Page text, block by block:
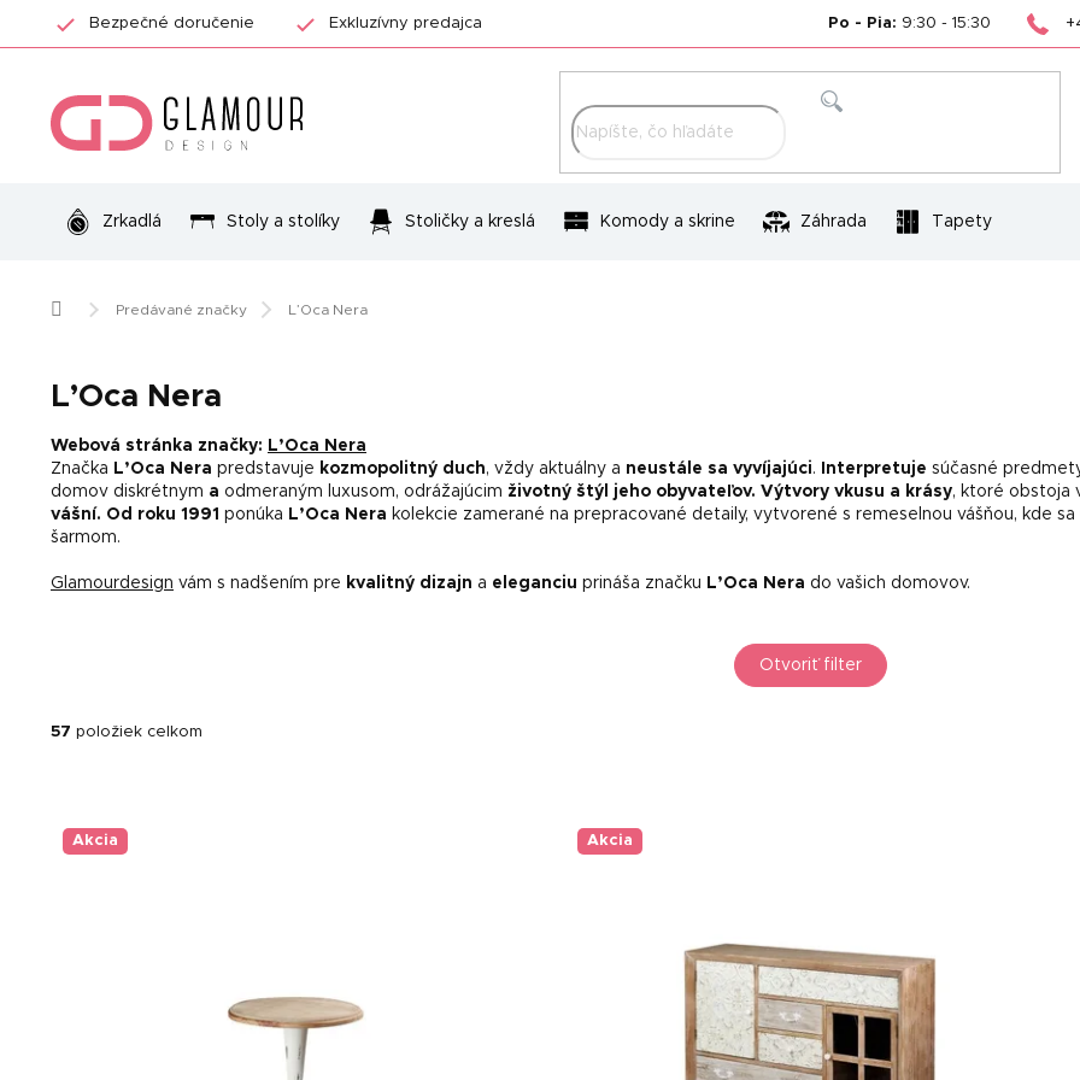
Bezpečné doručenie Exkluzívny predajca Po - Pia: 9:30 - 15:30
Zrkadlá Stoly a stolíky Stoličky a kreslá Komody a skrine Záhrada Tapety
DomovPredávané značky L’Oca Nera
L’Oca Nera
Webová stránka značky: L’Oca Nera
Značka L’Oca Nera predstavuje kozmopolitný duch, vždy aktuálny a neustále sa vyvíjajúci. Interpretuje súčasné
domov diskrétnym a odmeraným luxusom, odrážajúcim životný štýl jeho obyvateľov. Výtvory vkusu a krásy, ktoré obstoja
vášní. Od roku 1991 ponúka L’Oca Nera kolekcie zamerané na prepracované detaily, vytvorené s remeselnou vášňou, kde
šarmom.
Glamourdesign vám s nadšením pre kvalitný dizajn a eleganciu prináša značku L’Oca Nera do vašich domovov.
Otvoriť filter
57 položiek celkom
Akcia Akcia